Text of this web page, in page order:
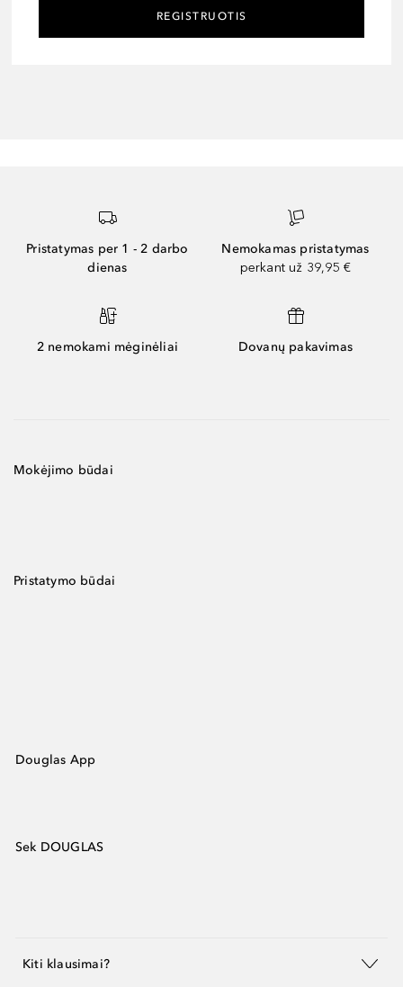
REGISTRUOTIS
Pristatymas per 1 - 2 darbo
dienas
Nemokamas pristatymas
perkant už 39,95 €
2 nemokami mėginėliai Dovanų pakavimas
Mokėjimo būdai
Pristatymo būdai
Douglas App
Sek DOUGLAS
Kiti klausimai?